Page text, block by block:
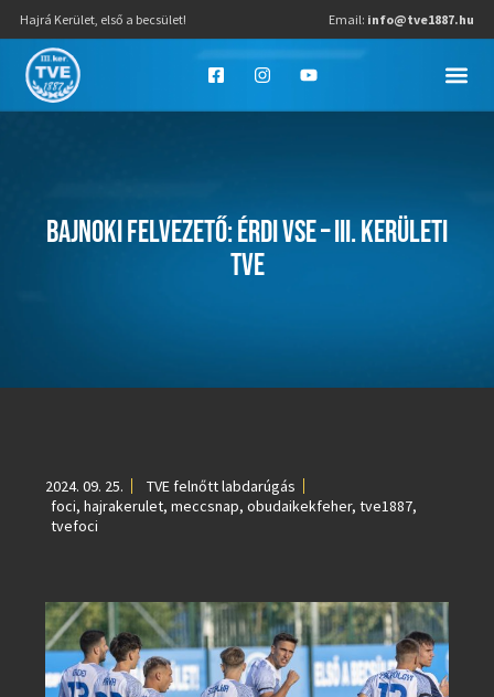
Hajrá Kerület, első a becsület! Email: info@tve1887.hu
BAJNOKI FELVEZETŐ: ÉRDI VSE – III. KERÜLETI
TVE
2024. 09. 25.
TVE felnőtt labdarúgás
foci, hajrakerulet, meccsnap, obudaikekfeher, tve1887,
tvefoci